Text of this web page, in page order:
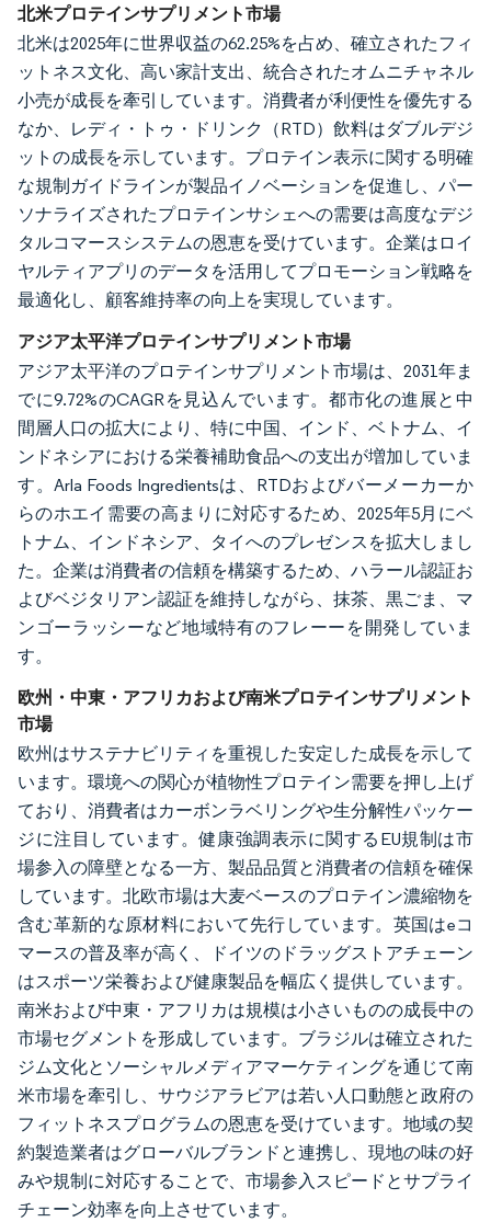
北米プロテインサプリメント市場
北米は2025年に世界収益の62.25%を占め、確立されたフィ
ットネス文化、高い家計支出、統合されたオムニチャネル
小売が成長を牽引しています。消費者が利便性を優先する
なか、レディ・トゥ・ドリンク（RTD）飲料はダブルデジ
ットの成長を示しています。プロテイン表示に関する明確
な規制ガイドラインが製品イノベーションを促進し、パー
ソナライズされたプロテインサシェへの需要は高度なデジ
タルコマースシステムの恩恵を受けています。企業はロイ
ヤルティアプリのデータを活用してプロモーション戦略を
最適化し、顧客維持率の向上を実現しています。
アジア太平洋プロテインサプリメント市場
アジア太平洋のプロテインサプリメント市場は、2031年ま
でに9.72%のCAGRを見込んでいます。都市化の進展と中
間層人口の拡大により、特に中国、インド、ベトナム、イ
ンドネシアにおける栄養補助食品への支出が増加していま
す。Arla Foods Ingredientsは、RTDおよびバーメーカーか
らのホエイ需要の高まりに対応するため、2025年5月にベ
トナム、インドネシア、タイへのプレゼンスを拡大しまし
た。企業は消費者の信頼を構築するため、ハラール認証お
よびベジタリアン認証を維持しながら、抹茶、黒ごま、マ
ンゴーラッシーなど地域特有のフレーーを開発していま
す。
欧州・中東・アフリカおよび南米プロテインサプリメント
市場
欧州はサステナビリティを重視した安定した成長を示して
います。環境への関心が植物性プロテイン需要を押し上げ
ており、消費者はカーボンラベリングや生分解性パッケー
ジに注目しています。健康強調表示に関するEU規制は市
場参入の障壁となる一方、製品品質と消費者の信頼を確保
しています。北欧市場は大麦ベースのプロテイン濃縮物を
含む革新的な原材料において先行しています。英国はeコ
マースの普及率が高く、ドイツのドラッグストアチェーン
はスポーツ栄養および健康製品を幅広く提供しています。
南米および中東・アフリカは規模は小さいものの成長中の
市場セグメントを形成しています。ブラジルは確立された
ジム文化とソーシャルメディアマーケティングを通じて南
米市場を牽引し、サウジアラビアは若い人口動態と政府の
フィットネスプログラムの恩恵を受けています。地域の契
約製造業者はグローバルブランドと連携し、現地の味の好
みや規制に対応することで、市場参入スピードとサプライ
チェーン効率を向上させています。